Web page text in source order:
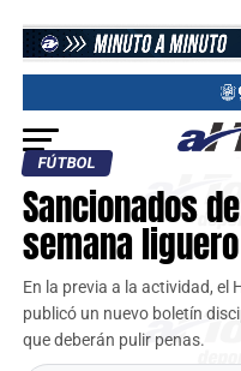
FÚTBOL
Sancionados
semana liguero
En la previa a la actividad, el
publicó un nuevo boletín
que deberán pulir penas.